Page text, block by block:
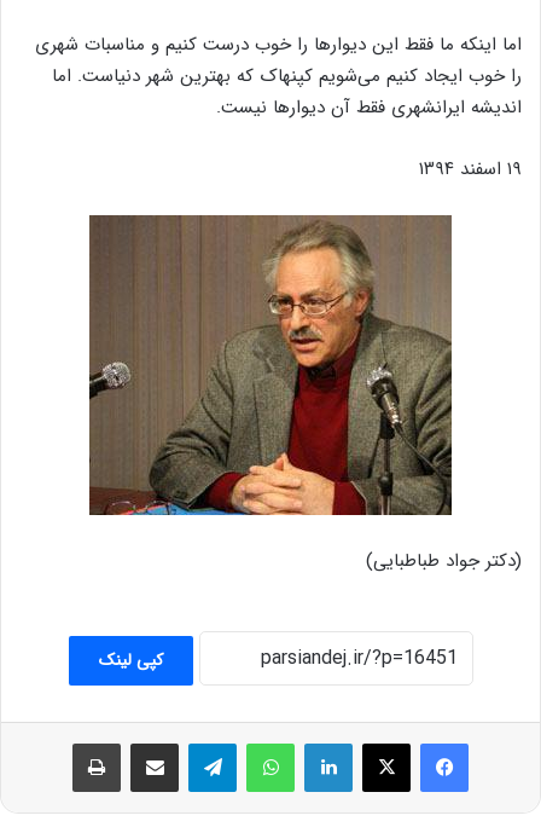
اما اینکه ما فقط این دیوار‌ها را خوب درست کنیم و مناسبات شهری
را خوب ایجاد کنیم می‌شویم کپنهاک که بهترین شهر دنیاست. اما
اندیشه ایرانشهری فقط آن دیوار‌ها نیست.
۱۹ اسفند ۱۳۹۴
(دکتر جواد طباطبایی)
کپی لینک
فیس بوک X لینکدین واتس آپ تلگرام اشتراک گذاری از طریق ایمیل چاپ